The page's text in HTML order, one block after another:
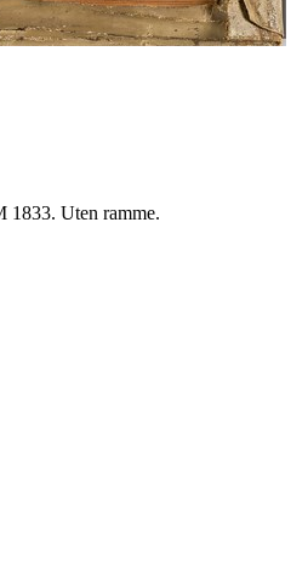
1833. Uten ramme.